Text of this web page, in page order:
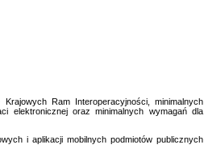
Ram Interoperacyjności, minimalnych
elektronicznej oraz minimalnych wymagań dla
i aplikacji mobilnych podmiotów publicznych